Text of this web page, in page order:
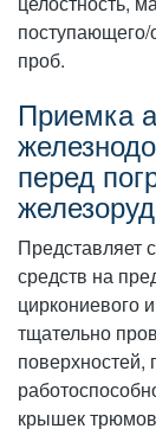
поступающего/
проб.
Приемка
перед
Представляет
средств на
циркониевого
тщательно
поверхностей,
крышек